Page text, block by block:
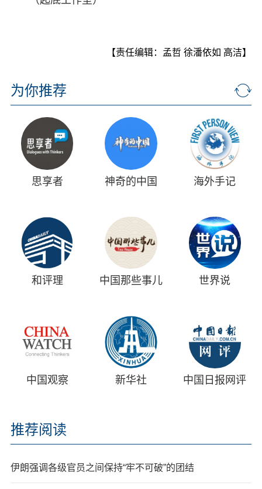
【责任编辑：孟哲 徐潘依如 高洁】
为你推荐
思享者 神奇的中国 海外手记
和评理 中国那些事儿 世界说
中国观察 新华社 中国日报网评
推荐阅读
伊朗强调各级官员之间保持“牢不可破”的团结